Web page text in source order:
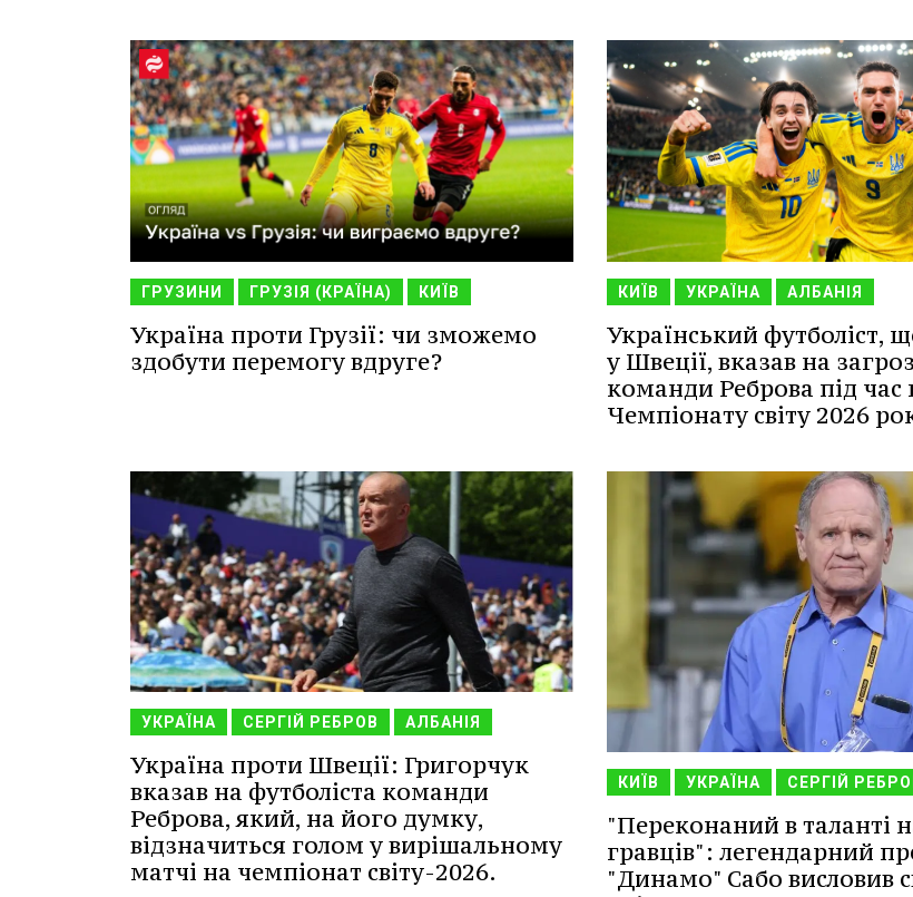
ГРУЗИНИ ГРУЗІЯ (КРАЇНА) КИЇВ
Україна проти Грузії: чи зможемо
здобути перемогу вдруге?
КИЇВ УКРАЇНА АЛБАНІЯ
Український футболіст,
у Швеції, вказав на
команди Реброва під
Чемпіонату світу 2026
УКРАЇНА СЕРГІЙ РЕБРОВ АЛБАНІЯ
Україна проти Швеції: Григорчук
вказав на футболіста команди
Реброва, який, на його думку,
відзначиться голом у вирішальному
матчі на чемпіонат світу-2026.
КИЇВ УКРАЇНА СЕРГІЙ
"Переконаний в таланті
гравців": легендарний
"Динамо" Сабо висловив